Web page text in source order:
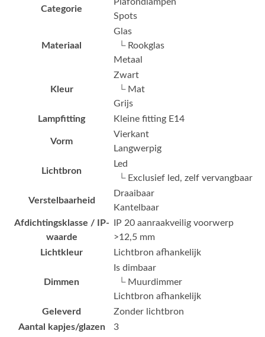
Categorie
Plafondlampen
Spots
Materiaal
Glas
└ Rookglas
Metaal
Kleur
Zwart
└ Mat
Grijs
Lampfitting
Kleine fitting E14
Vorm
Vierkant
Langwerpig
Lichtbron
Led
└ Exclusief led, zelf vervangbaar
Verstelbaarheid
Draaibaar
Kantelbaar
Afdichtingsklasse / IP-
waarde
IP 20 aanraakveilig voorwerp
>12,5 mm
Lichtkleur
Lichtbron afhankelijk
Dimmen
Is dimbaar
└ Muurdimmer
Lichtbron afhankelijk
Geleverd
Zonder lichtbron
Aantal kapjes/glazen
3